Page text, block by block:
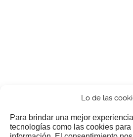
Lo de las
Para brindar una mejor
tecnologías como las cookies